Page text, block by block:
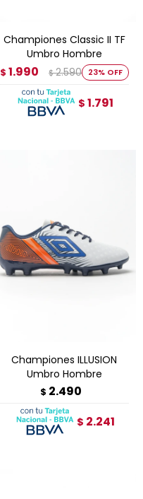
Championes Classic II TF
Umbro Hombre
$ 1.990 $ 2.590 23
$ 1.791
Championes ILLUSION
Umbro Hombre
$ 2.490
$ 2.241